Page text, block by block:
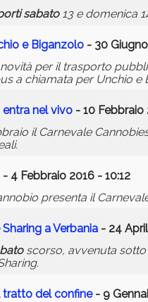
sabato13 e domenica
e Biganzolo - 30
per il trasporto
a chiamata per Unchio e
entra nel vivo - 10 Febbraio
il Carnevale
- 4 Febbraio 2016 - 10:12
presenta il
a Verbania - 24
scorso, avvenuta sotto
tratto delconfine- 9